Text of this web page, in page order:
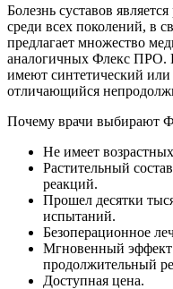
Болезнь суставов
среди всех поколений, в
предлагает множество
аналогичных Флекс ПРО.
имеют синтетический
отличающийся
Почему врачи выбирают
Не имеет
Растительный
реакций.
Прошел десятки
испытаний.
Безоперационное
Мгновенный эффект
продолжительный
Доступная цена.